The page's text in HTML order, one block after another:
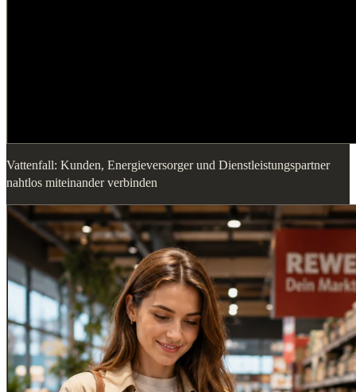
Vattenfall: Kunden, Energieversorger und Dienstleistungspartner
nahtlos miteinander verbinden